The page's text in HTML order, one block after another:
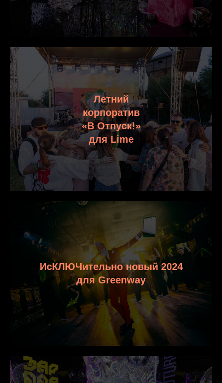
Летний
корпоратив
«В Отпуск!»
для Lime
ИсКЛЮЧительно новый 2024
для Greenway